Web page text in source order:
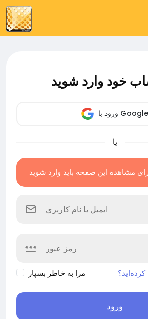
خود وارد شوید
ورود با Google
یا
مشاهده این صفحه باید وارد شوید
مرا به خاطر بسپار
ورود